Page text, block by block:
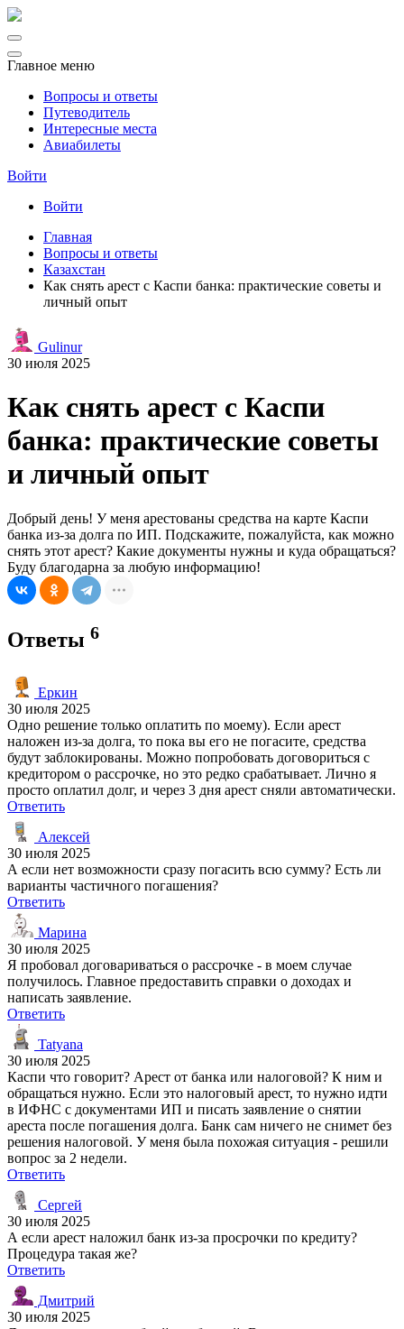
Главное меню
Вопросы и ответы
Путеводитель
Интересные места
Авиабилеты
Войти
Войти
Главная
Вопросы и ответы
Казахстан
Как снять арест с Каспи банка: практические советы и
личный опыт
Gulinur
30 июля 2025
Как снять арест с Каспи
банка: практические советы
и личный опыт
Добрый день! У меня арестованы средства на карте Каспи
банка из-за долга по ИП. Подскажите, пожалуйста, как можно
снять этот арест? Какие документы нужны и куда обращаться?
Буду благодарна за любую информацию!
Ответы 6
Еркин
30 июля 2025
Одно решение только оплатить по моему). Если арест
наложен из-за долга, то пока вы его не погасите, средства
будут заблокированы. Можно попробовать договориться с
кредитором о рассрочке, но это редко срабатывает. Лично я
просто оплатил долг, и через 3 дня арест сняли автоматически.
Ответить
Алексей
30 июля 2025
А если нет возможности сразу погасить всю сумму? Есть ли
варианты частичного погашения?
Ответить
Марина
30 июля 2025
Я пробовал договариваться о рассрочке - в моем случае
получилось. Главное предоставить справки о доходах и
написать заявление.
Ответить
Tatyana
30 июля 2025
Каспи что говорит? Арест от банка или налоговой? К ним и
обращаться нужно. Если это налоговый арест, то нужно идти
в ИФНС с документами ИП и писать заявление о снятии
ареста после погашения долга. Банк сам ничего не снимет без
решения налоговой. У меня была похожая ситуация - решили
вопрос за 2 недели.
Ответить
Сергей
30 июля 2025
А если арест наложил банк из-за просрочки по кредиту?
Процедура такая же?
Ответить
Дмитрий
30 июля 2025